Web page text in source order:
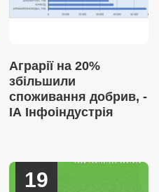
Аграрії на 20%
збільшили
споживання добрив, -
ІА Інфоіндустрія
19